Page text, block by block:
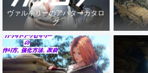
ヴァルキリーのアバターカタロ
グ